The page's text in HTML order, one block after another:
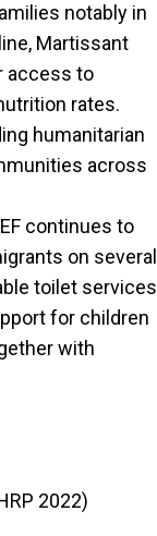
notably in
Martissant
access to
rates.
humanitarian
across
continues to
on several
toilet services
for children
with
2022)